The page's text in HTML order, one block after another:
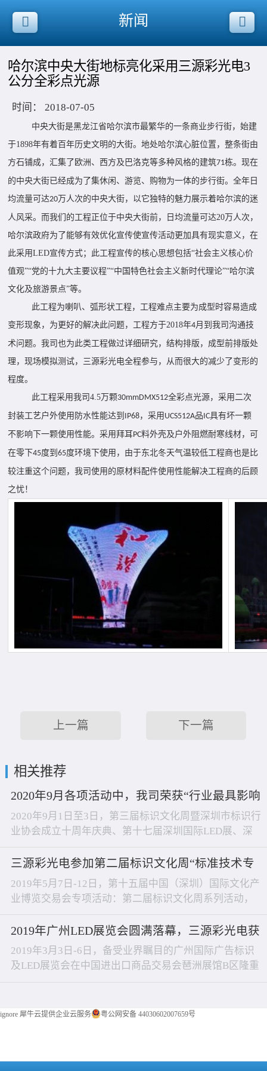
新闻
哈尔滨中央大街地标亮化采用三源彩光电3
公分全彩点光源
时间： 2018-07-05
中央大街是黑龙江省哈尔滨市最繁华的一条商业步行街，始建
于1898年有着百年历史文明的大街。地处哈尔滨心脏位置，整条街由
方石铺成，汇集了欧洲、西方及巴洛克等多种风格的建筑71栋。现在
的中央大街已经成为了集休闲、游览、购物为一体的步行街。全年日
均流量可达20万人次的中央大街，以它独特的魅力展示着哈尔滨的迷
人风采。 而我们的工程正位于中央大街前，日均流量可达20万人次，
哈尔滨政府为了能够有效优化宣传使宣传活动更加具有现实意义，在
此采用LED宣传方式；此工程宣传的核心思想包括“社会主义核心价
值观”“党的十九大主要议程”“中国特色社会主义新时代理论”“哈尔滨
文化及旅游景点”等。
此工程为喇叭、弧形状工程，工程难点主要为成型时容易造成
变形现象，为更好的解决此问题，工程方于2018年4月到我司沟通技
术问题。我司也为此类工程做过详细研究，结构排版，成型前排版处
理，现场模拟测试，三源彩光电全程参与，从而很大的减少了变形的
程度。
此工程采用我司 4.5万颗30mmDMX512全彩点光源，采用二次
封装工艺户外使用防水性能达到 IP68，采用 UCS512A品IC具有坏一颗
不影响下一颗使用性能。采用拜耳PC料外壳及户外阻燃耐寒线材，可
在零下45度到65度环境下使用，由于东北冬天气温较低工程商也是比
较注重这个问题，我司使用的原材料配件使用性能解决工程商的后顾
之忧！
上一篇 下一篇
相关推荐
2020年9月各项活动中，我司荣获“行业最具影响
力供应商”奖项
2020年9月1日至3日，第三届标识文化周暨深圳市标识行
业协会成立十周年庆典、第十七届深圳国际LED展、深
圳市三源彩光电科技有限公司经销商圆桌会议等多项活
动同期举行！ 深圳市标识行业协会成立十周年庆典大
会中，深圳市三源彩光电科技有限公司荣获“行业最具影
响力供应商”奖项，公司总经理张启森荣获“行业卓越功
勋人物”奖项，这些奖项是对深圳市三源彩光电科技有限
三源彩光电参加第二届标识文化周“标准技术专
享会”
2019年5月7日-12日，第十五届中国（深圳）国际文化产
业博览交易会专项活动：第二届标识文化周系列活动，
于深圳龙岗国风艺术馆正式开幕，此次活动由深圳市标
识行业协会联合广东省标识行业标识行业协会共同主
办。标识文化周从2019年05月07日-12日，文化周期间将
举办第二届“工匠杯”标识设计大赛粤港澳参赛作品展览
标识设计经验交流会、标准技术专享会、新兴技术交流
2019年广州LED展览会圆满落幕，三源彩光电获
一致好评
2019年3月3日-6日，备受业界瞩目的广州国际广告标识
及LED展览会在中国进出口商品交易会琶洲展馆B区隆重
开展！展会期间，位于10.1馆A38号展位的深圳市三源彩
持高品质穿孔灯定位，产品的品质进一步升级，加大发
ignore 犀牛云提供企业云服务 粤公网安备 44030602007659号